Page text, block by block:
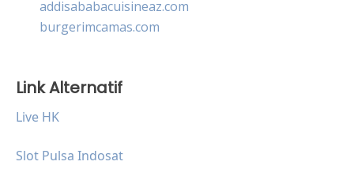
addisababacuisineaz.com
burgerimcamas.com
Link Alternatif
Live HK
Slot Pulsa Indosat